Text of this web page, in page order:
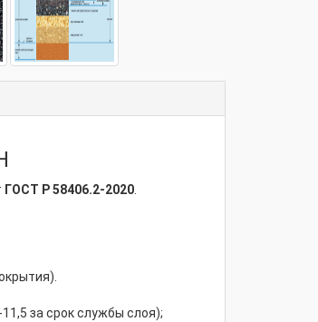
ГОСТ Р 58406.2-2020
за срок службы слоя);